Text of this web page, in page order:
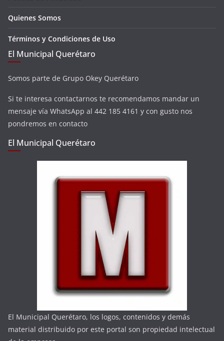
Quienes Somos
Términos y Condiciones de Uso
El Municipal Querétaro
Somos parte de Grupo Okey Querétaro
Si te interesa contactarnos te recomendamos mandar un
mensaje vía WhatsApp al 442 185 4161 y con gusto nos
pondremos en contacto
El Municipal Querétaro
El Municipal Querétaro, los logos, contenidos y demás
material distribuido por este portal son propiedad intelectual